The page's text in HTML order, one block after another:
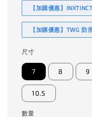
【加購優惠】
【加購優惠】TWG 防
尺寸
7 8 9
10.5
數量